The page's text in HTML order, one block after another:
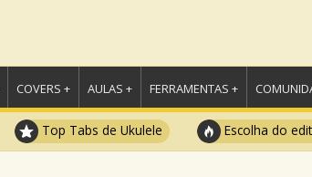
COVERS + AULAS + FERRAMENTAS +
Top Tabs de Ukulele Escolha do